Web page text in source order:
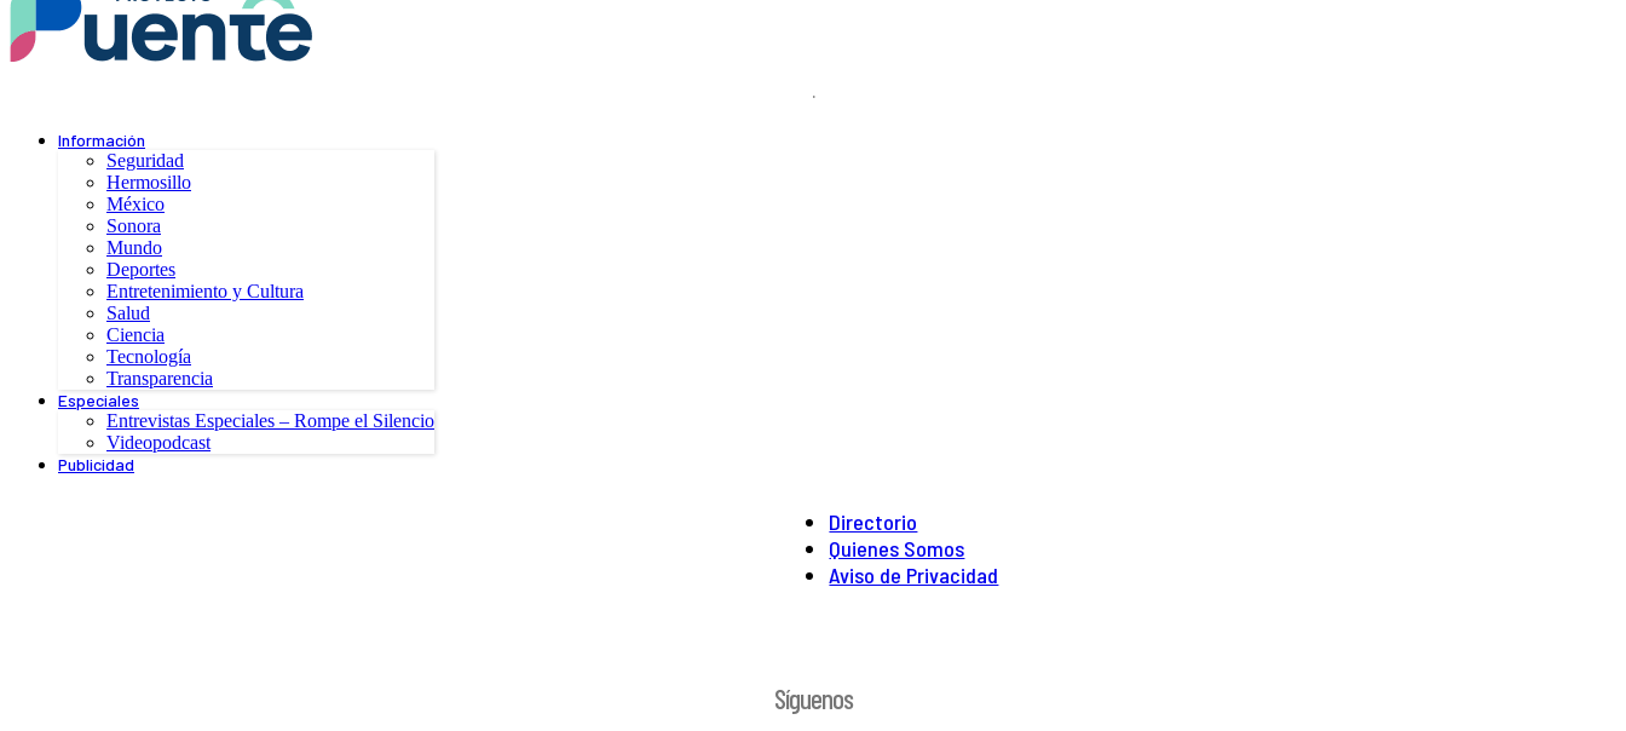
.
Información
Seguridad
Hermosillo
México
Sonora
Mundo
Deportes
Entretenimiento y Cultura
Salud
Ciencia
Tecnología
Transparencia
Especiales
Entrevistas Especiales – Rompe el Silencio
Videopodcast
Publicidad
Directorio
Quienes Somos
Aviso de Privacidad
Síguenos